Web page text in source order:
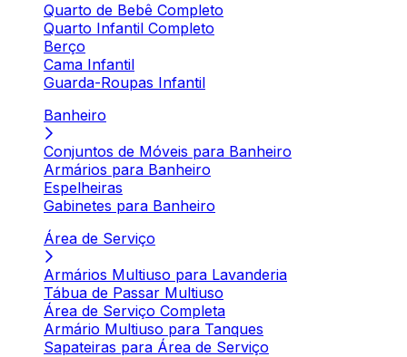
Quarto de Bebê Completo
Quarto Infantil Completo
Berço
Cama Infantil
Guarda-Roupas Infantil
Banheiro
Conjuntos de Móveis para Banheiro
Armários para Banheiro
Espelheiras
Gabinetes para Banheiro
Área de Serviço
Armários Multiuso para Lavanderia
Tábua de Passar Multiuso
Área de Serviço Completa
Armário Multiuso para Tanques
Sapateiras para Área de Serviço